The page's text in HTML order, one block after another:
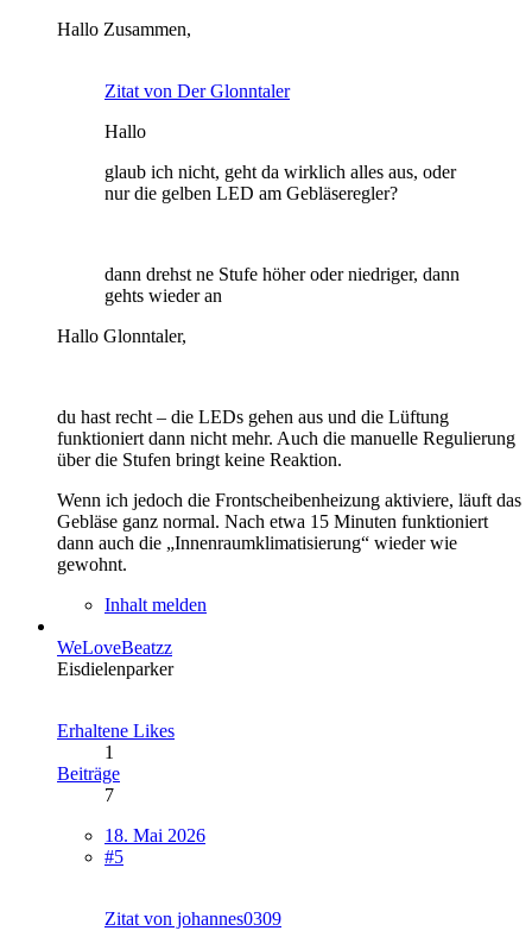
Hallo Zusammen,
Zitat von Der Glonntaler
Hallo
glaub ich nicht, geht da wirklich alles aus, oder
nur die gelben LED am Gebläseregler?
dann drehst ne Stufe höher oder niedriger, dann
gehts wieder an
Hallo Glonntaler,
du hast recht – die LEDs gehen aus und die Lüftung
funktioniert dann nicht mehr. Auch die manuelle Regulierung
über die Stufen bringt keine Reaktion.
Wenn ich jedoch die Frontscheibenheizung aktiviere, läuft das
Gebläse ganz normal. Nach etwa 15 Minuten funktioniert
dann auch die „Innenraumklimatisierung“ wieder wie
gewohnt.
Inhalt melden
WeLoveBeatzz
Eisdielenparker
Erhaltene Likes
1
Beiträge
7
18. Mai 2026
#5
Zitat von johannes0309